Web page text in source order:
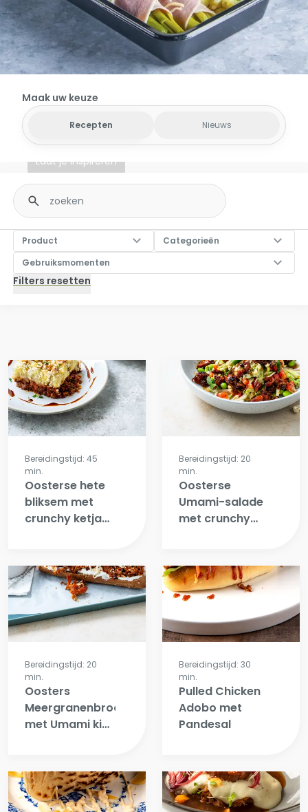
Laat Je Inspireren
Haal het meeste uit
ons assortiment
Laat je inspireren
Maak uw keuze
Recepten Nieuws
Product
Product Categorieën
Categorieën
Gebruiksmomenten
Gebruiksmomenten
Fulltext
search
Bereidingstijd: 45
min.
Oosterse hete
bliksem met
crunchy ketjap-
Bereidingstijd: 20
min.
Oosterse
Umami-salade
met crunchy
cashew
Bereidingstijd: 20
min.
Oosters
Meergranenbroodje
met Umami kip,
Bereidingstijd: 30
min.
Pulled Chicken
Adobo met
Pandesal